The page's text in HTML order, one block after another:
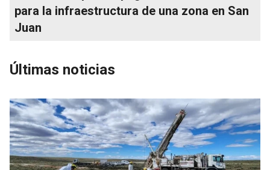
para la infraestructura de una zona en San
Juan
Últimas noticias